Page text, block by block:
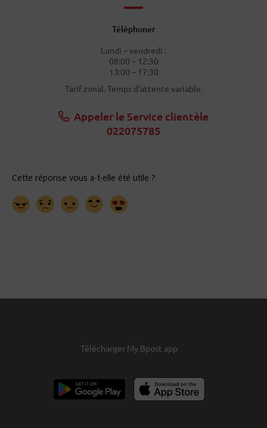
Téléphoner
Lundi – vendredi :
08:00 – 12:30
13:00 – 17:30
Tarif zonal. Temps d’attente variable.
Appeler le Service clientèle
022075785
Télécharger My Bpost app